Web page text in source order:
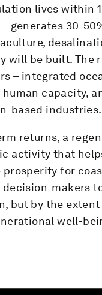
lives within
generates 30-
will be built. The
– integrated
capacity,
based industries.
returns, a
activity that
for
makers
but by the
well-